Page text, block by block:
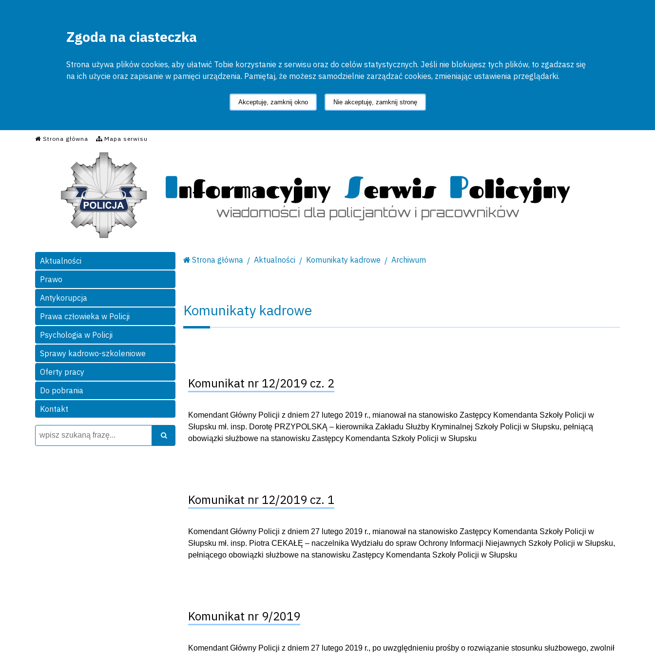
Zgoda na ciasteczka
Strona używa plików cookies, aby ułatwić Tobie korzystanie z serwisu oraz do celów statystycznych. Jeśli nie blokujesz tych plików, to zgadzasz się
na ich użycie oraz zapisanie w pamięci urządzenia. Pamiętaj, że możesz samodzielnie zarządzać cookies, zmieniając ustawienia przeglądarki.
Akceptuję, zamknij okno Nie akceptuję, zamknij stronę
Strona główna Mapa serwisu
Informacyjny Serwis Policyjny
Aktualności
Prawo
Antykorupcja
Prawa człowieka w Policji
Psychologia w Policji
Sprawy kadrowo-szkoleniowe
Oferty pracy
Do pobrania
Kontakt
Wyszukiwarka
Szukaj
Strona główna Aktualności Komunikaty kadrowe Archiwum
Komunikaty kadrowe
Komunikat nr 12/2019 cz. 2
Komendant Główny Policji z dniem 27 lutego 2019 r., mianował na stanowisko Zastępcy Komendanta Szkoły Policji w
Słupsku mł. insp. Dorotę PRZYPOLSKĄ – kierownika Zakładu Służby Kryminalnej Szkoły Policji w Słupsku, pełniącą
obowiązki służbowe na stanowisku Zastępcy Komendanta Szkoły Policji w Słupsku
Komunikat nr 12/2019 cz. 1
Komendant Główny Policji z dniem 27 lutego 2019 r., mianował na stanowisko Zastępcy Komendanta Szkoły Policji w
Słupsku mł. insp. Piotra CEKAŁĘ – naczelnika Wydziału do spraw Ochrony Informacji Niejawnych Szkoły Policji w Słupsku,
pełniącego obowiązki służbowe na stanowisku Zastępcy Komendanta Szkoły Policji w Słupsku
Komunikat nr 9/2019
Komendant Główny Policji z dniem 27 lutego 2019 r., po uwzględnieniu prośby o rozwiązanie stosunku służbowego, zwolnił